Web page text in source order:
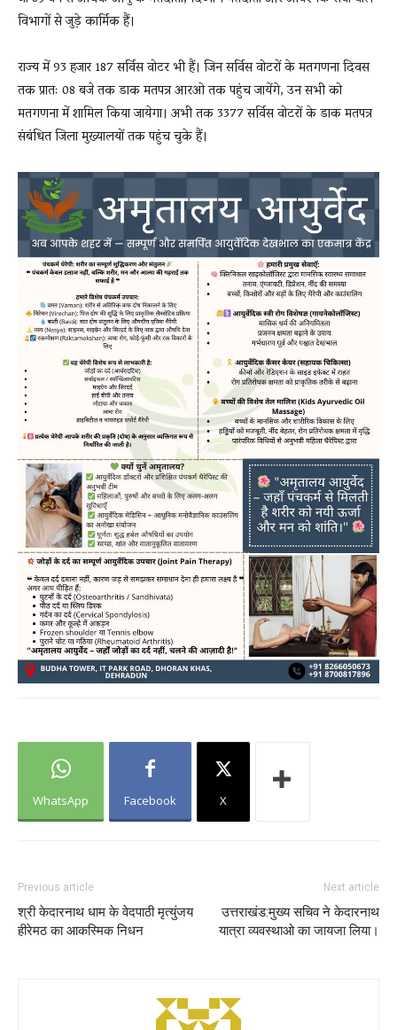
विभागों से जुड़े कार्मिक हैं।
राज्य में 93 हजार 187 सर्विस वोटर भी हैं। जिन सर्विस वोटरों के मतगणना दिवस
तक प्रातः 08 बजे तक डाक मतपत्र आरओ तक पहुंच जायेंगे, उन सभी को
मतगणना में शामिल किया जायेगा। अभी तक 3377 सर्विस वोटरों के डाक मतपत्र
संबंधित जिला मुख्यालयों तक पहुंच चुके हैं।
WhatsApp Facebook X
Previous article
श्री केदारनाथ धाम के वेदपाठी मृत्युंजय
हीरेमठ का आकस्मिक निधन
Next article
उत्तराखंड:मुख्य सचिव ने केदारनाथ
यात्रा व्यवस्थाओ का जायजा लिया।